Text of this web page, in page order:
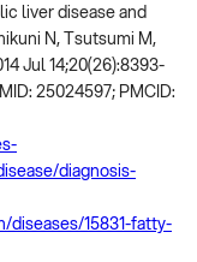
liver disease and
N, Tsutsumi M,
Jul 14;20(26):8393-
25024597; PMCID:
diagnosis-
diseases/15831-fatty-